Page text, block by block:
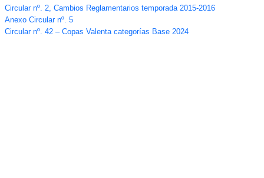
Circular nº. 2, Cambios Reglamentarios temporada 2015-2016
Anexo Circular nº. 5
Circular nº. 42 – Copas Valenta categorías Base 2024